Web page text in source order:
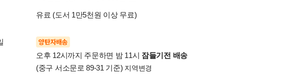
유료 (도서 1만5천원 이상 무료)
양탄자배송
오후 12시까지 주문하면 밤 11시 잠들기전 배송
(중구 서소문로 89-31 기준) 지역변경